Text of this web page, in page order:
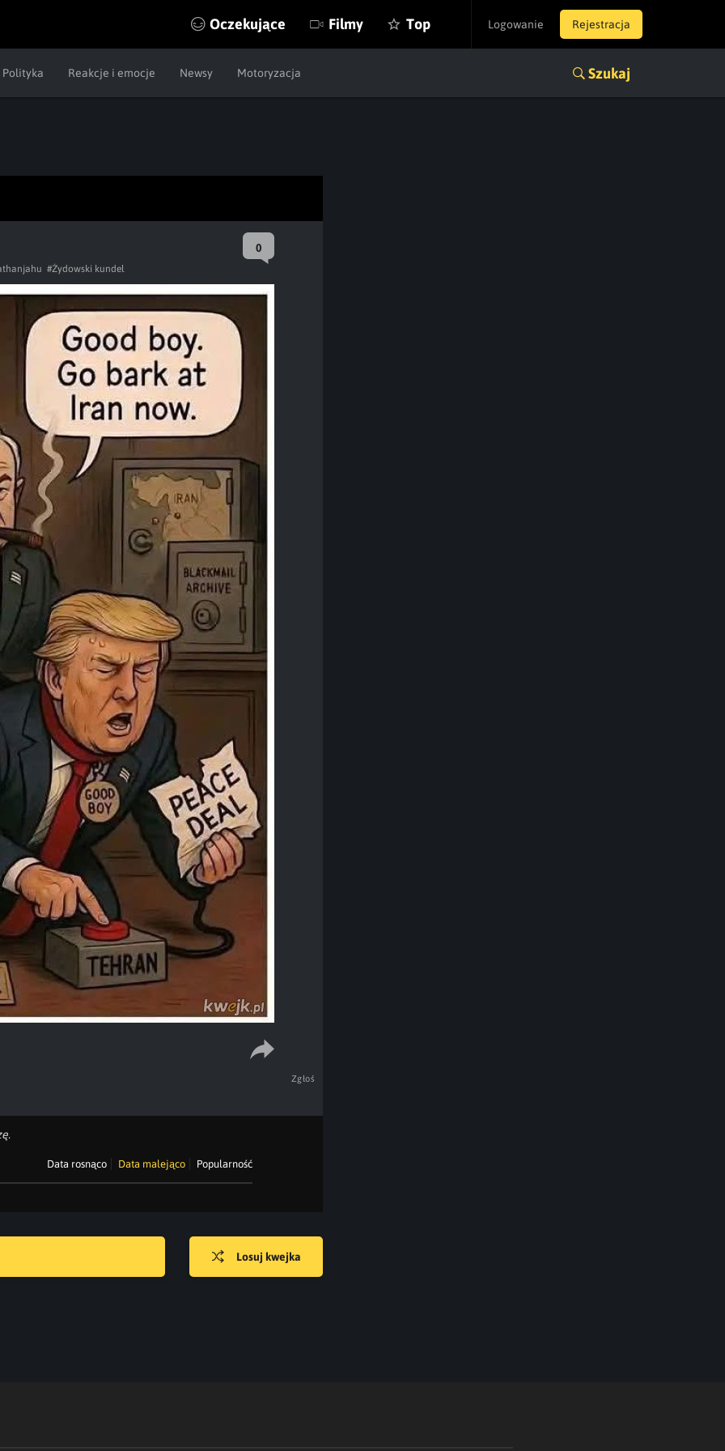
Logowanie Rejestracja
Oczekujące Filmy Top
Polityka Reakcje i emocje Newsy Motoryzacja Szukaj
0
#Żydowski kundel
Zgłoś
Data rosnąco Data malejąco Popularność
Losuj kwejka